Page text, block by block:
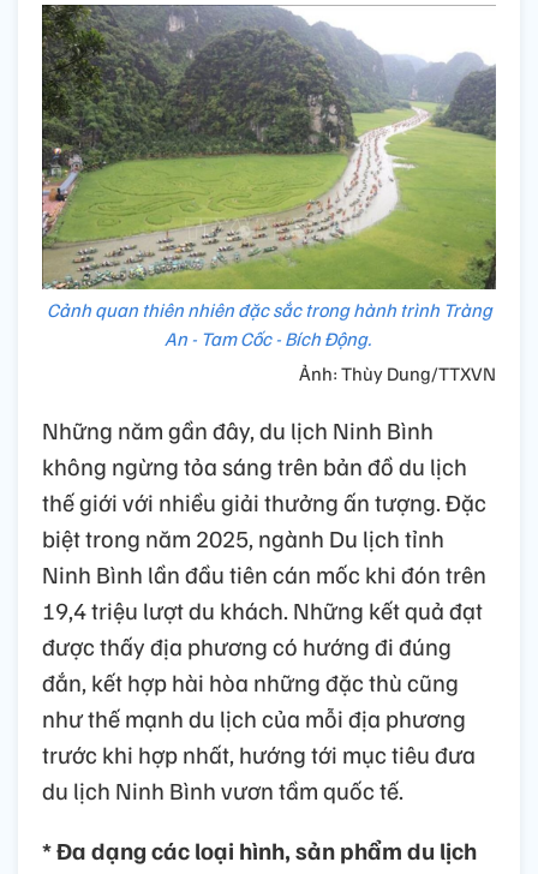
Cảnh quan thiên nhiên đặc sắc trong hành trình Tràng
An - Tam Cốc - Bích Động.
Ảnh: Thùy Dung/TTXVN
Những năm gần đây, du lịch Ninh Bình
không ngừng tỏa sáng trên bản đồ du lịch
thế giới với nhiều giải thưởng ấn tượng. Đặc
biệt trong năm 2025, ngành Du lịch tỉnh
Ninh Bình lần đầu tiên cán mốc khi đón trên
19,4 triệu lượt du khách. Những kết quả đạt
được thấy địa phương có hướng đi đúng
đắn, kết hợp hài hòa những đặc thù cũng
như thế mạnh du lịch của mỗi địa phương
trước khi hợp nhất, hướng tới mục tiêu đưa
du lịch Ninh Bình vươn tầm quốc tế.
* Đa dạng các loại hình, sản phẩm du lịch